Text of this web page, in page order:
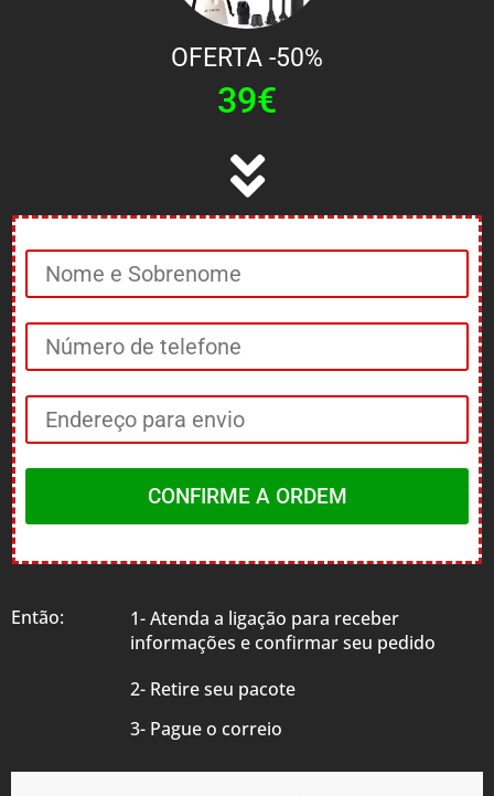
OFERTA -50%
39€
CONFIRME A ORDEM
Então:
1- Atenda a ligação para receber
informações e confirmar seu pedido
2- Retire seu pacote
3- Pague o correio